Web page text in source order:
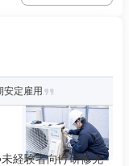
安定雇用
経験者向け研修充